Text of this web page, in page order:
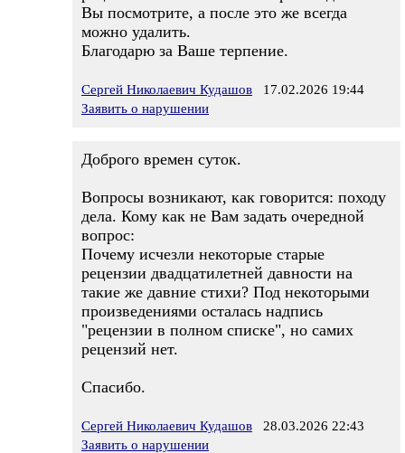
Вы посмотрите, а после это же всегда
можно удалить.
Благодарю за Ваше терпение.
Сергей Николаевич Кудашов 17.02.2026 19:44
Заявить о нарушении
Доброго времен суток.
Вопросы возникают, как говорится: походу
дела. Кому как не Вам задать очередной
вопрос:
Почему исчезли некоторые старые
рецензии двадцатилетней давности на
такие же давние стихи? Под некоторыми
произведениями осталась надпись
"рецензии в полном списке", но самих
рецензий нет.
Спасибо.
Сергей Николаевич Кудашов 28.03.2026 22:43
Заявить о нарушении